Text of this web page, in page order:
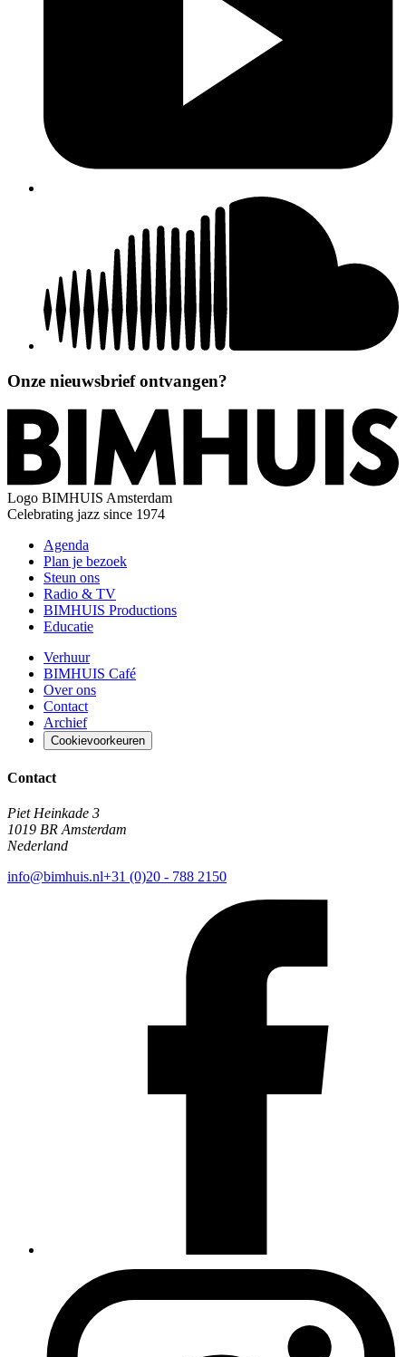
Onze nieuwsbrief ontvangen?
Logo BIMHUIS Amsterdam
Celebrating jazz since 1974
Agenda
Plan je bezoek
Steun ons
Radio & TV
BIMHUIS Productions
Educatie
Verhuur
BIMHUIS Café
Over ons
Contact
Archief
Cookievoorkeuren
Contact
Piet Heinkade 3
1019 BR Amsterdam
Nederland
info@bimhuis.nl+31 (0)20 - 788 2150